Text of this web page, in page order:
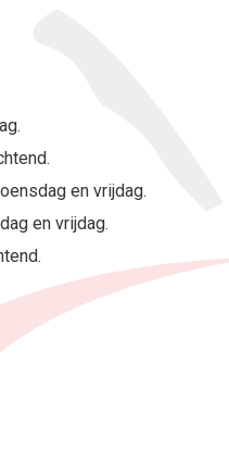
en vrijdag.
en vrijdag.